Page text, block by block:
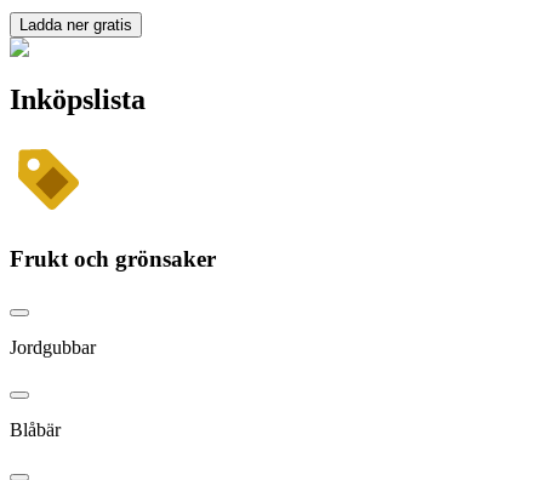
Ladda ner gratis
Inköpslista
Frukt och grönsaker
Jordgubbar
Blåbär